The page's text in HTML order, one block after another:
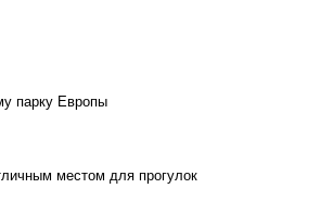
парку Европы
местом для прогулок